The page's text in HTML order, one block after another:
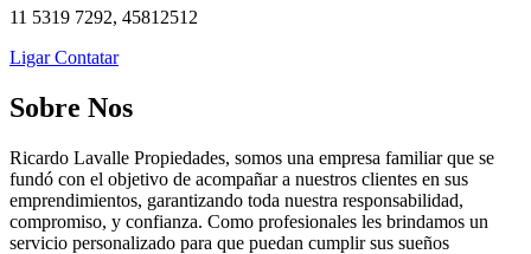
11 5319 7292, 45812512
LigarContatar
Sobre Nos
Ricardo Lavalle Propiedades, somos una empresa familiar que se
fundó con el objetivo de acompañar a nuestros clientes en sus
emprendimientos, garantizando toda nuestra responsabilidad,
compromiso, y confianza. Como profesionales les brindamos un
servicio personalizado para que puedan cumplir sus sueños